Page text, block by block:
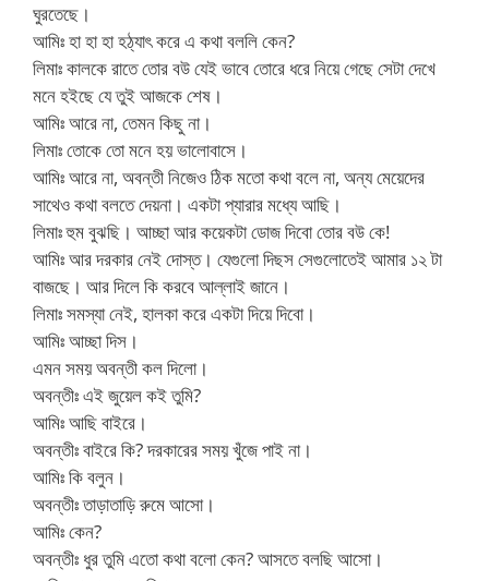
ঘুরতেছে।
আমিঃ হা হা হা হঠ্যাৎ করে এ কথা বললি কেন?
লিমাঃ কালকে রাতে তোর বউ যেই ভাবে তোরে ধরে নিয়ে গেছে সেটা দেখে
মনে হইছে যে তুই আজকে শেষ।
আমিঃ আরে না, তেমন কিছু না।
লিমাঃ তোকে তো মনে হয় ভালোবাসে।
আমিঃ আরে না, অবন্তী নিজেও ঠিক মতো কথা বলে না, অন্য মেয়েদের
সাথেও কথা বলতে দেয়না। একটা প্যারার মধ্যে আছি।
লিমাঃ হুম বুঝছি। আচ্ছা আর কয়েকটা ডোজ দিবো তোর বউ কে!
আমিঃ আর দরকার নেই দোস্ত। যেগুলো দিছস সেগুলোতেই আমার ১২ টা
বাজছে। আর দিলে কি করবে আল্লাই জানে।
লিমাঃ সমস্যা নেই, হালকা করে একটা দিয়ে দিবো।
আমিঃ আচ্ছা দিস।
এমন সময় অবন্তী কল দিলো।
অবন্তীঃ এই জুয়েল কই তুমি?
আমিঃ আছি বাইরে।
অবন্তীঃ বাইরে কি? দরকারের সময় খুঁজে পাই না।
আমিঃ কি বলুন।
অবন্তীঃ তাড়াতাড়ি রুমে আসো।
আমিঃ কেন?
অবন্তীঃ ধুর তুমি এতো কথা বলো কেন? আসতে বলছি আসো।